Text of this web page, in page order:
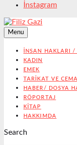
İnstagram
Menu
İNSAN HAKLARI /
KADIN
EMEK
TARIKAT VE
HABER/ DOSYA
RÖPORTAJ
KITAP
HAKKIMDA
Search